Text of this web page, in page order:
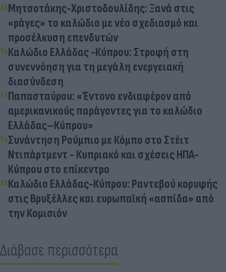
Μητσοτάκης-Χριστοδουλίδης: Ξανά στις
«ράγες» το καλώδιο με νέο σχεδιασμό και
προσέλκυση επενδυτών
Καλώδιο Ελλάδας -Κύπρου: Στροφή στη
συνεννόηση για τη μεγάλη ενεργειακή
διασύνδεση
Παπασταύρου: «Έντονο ενδιαφέρον από
αμερικανικούς παράγοντες για το καλώδιο
Ελλάδας–Κύπρου»
Συνάντηση Ρούμπιο με Κόμπο στο Στέιτ
Ντιπάρτμεντ - Κυπριακό και σχέσεις ΗΠΑ-
Κύπρου στο επίκεντρο
Καλώδιο Ελλάδας-Κύπρου: Ραντεβού κορυφής
στις Βρυξέλλες και ευρωπαϊκή «ασπίδα» από
την Κομισιόν
Διάβασε περισσότερα